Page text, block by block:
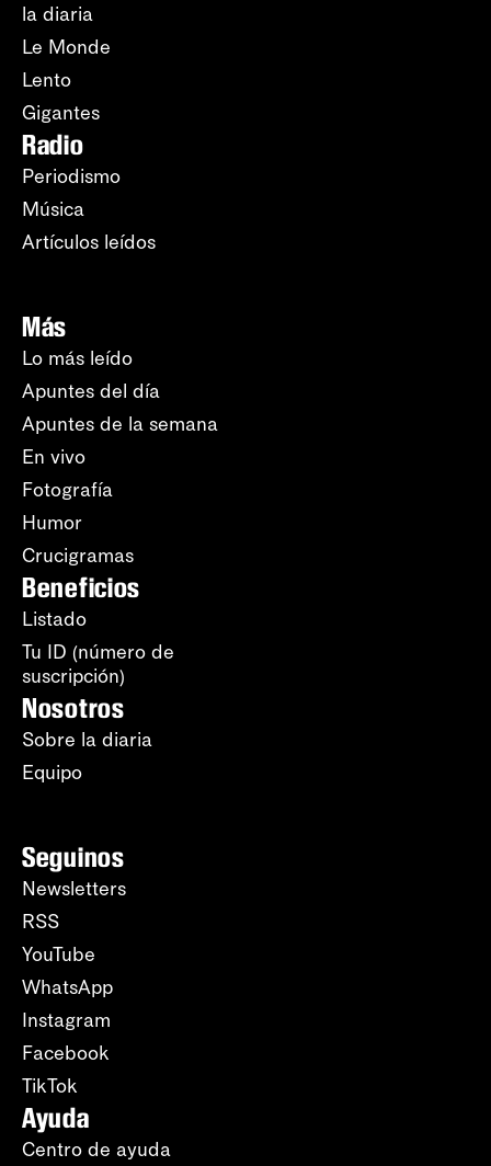
la diaria
Le Monde
Lento
Gigantes
Radio
Periodismo
Música
Artículos leídos
Más
Lo más leído
Apuntes del día
Apuntes de la semana
En vivo
Fotografía
Humor
Crucigramas
Beneficios
Listado
Tu ID (número de
suscripción)
Nosotros
Sobre la diaria
Equipo
Seguinos
Newsletters
RSS
YouTube
WhatsApp
Instagram
Facebook
TikTok
Ayuda
Centro de ayuda